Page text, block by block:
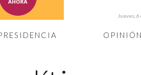
OPINIÓN
Jueves,